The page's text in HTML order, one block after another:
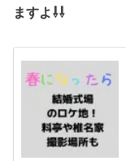
ますよ⇩⇩